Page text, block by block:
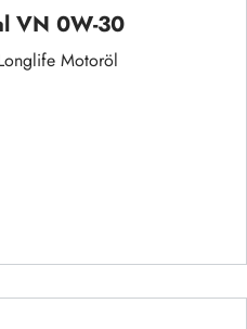
VN 0W-30
Motoröl